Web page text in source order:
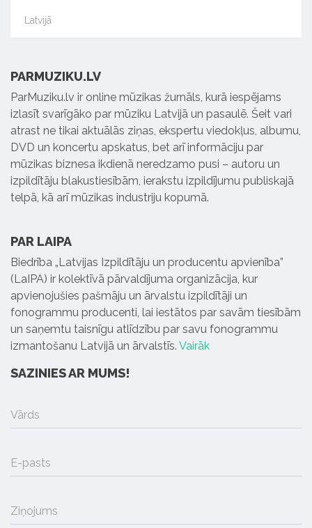
Latvijā
PARMUZIKU.LV
ParMuziku.lv ir online mūzikas žurnāls, kurā iespējams
izlasīt svarīgāko par mūziku Latvijā un pasaulē. Šeit vari
atrast ne tikai aktuālās ziņas, ekspertu viedokļus, albumu,
DVD un koncertu apskatus, bet arī informāciju par
mūzikas biznesa ikdienā neredzamo pusi – autoru un
izpildītāju blakustiesībām, ierakstu izpildījumu publiskajā
telpā, kā arī mūzikas industriju kopumā.
PAR LAIPA
Biedrība „Latvijas Izpildītāju un producentu apvienība”
(LaIPA) ir kolektīvā pārvaldījuma organizācija, kur
apvienojušies pašmāju un ārvalstu izpildītāji un
fonogrammu producenti, lai iestātos par savām tiesībām
un saņemtu taisnīgu atlīdzību par savu fonogrammu
izmantošanu Latvijā un ārvalstīs. Vairāk
SAZINIES AR MUMS!
Vārds
E-pasts
Ziņojums